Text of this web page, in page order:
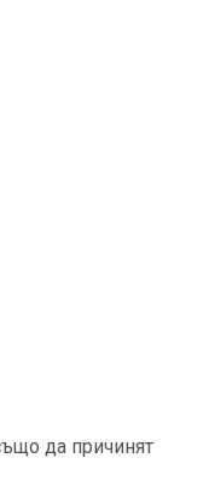
да причинят